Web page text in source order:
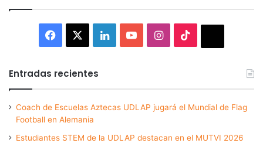
Facebook LinkedInYouTubeInstagram
Entradas recientes
Coach de Escuelas Aztecas UDLAP jugará el Mundial de Flag
Football en Alemania
Estudiantes STEM de la UDLAP destacan en el MUTVI 2026